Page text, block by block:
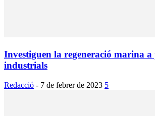
Investiguen la regeneració marina
industrials
Redacció - 7 de febrer de 2023 5